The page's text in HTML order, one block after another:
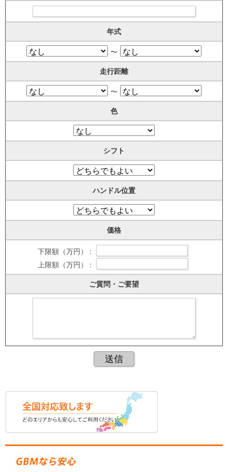
年式
〜
走行距離
〜
色
シフト
ハンドル位置
価格
下限額（万円） :
上限額（万円） :
ご質問・ご要望